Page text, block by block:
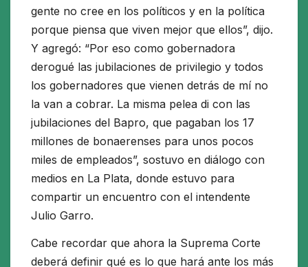
gente no cree en los políticos y en la política
porque piensa que viven mejor que ellos”, dijo.
Y agregó: “Por eso como gobernadora
derogué las jubilaciones de privilegio y todos
los gobernadores que vienen detrás de mí no
la van a cobrar. La misma pelea di con las
jubilaciones del Bapro, que pagaban los 17
millones de bonaerenses para unos pocos
miles de empleados”, sostuvo en diálogo con
medios en La Plata, donde estuvo para
compartir un encuentro con el intendente
Julio Garro.
Cabe recordar que ahora la Suprema Corte
deberá definir qué es lo que hará ante los más